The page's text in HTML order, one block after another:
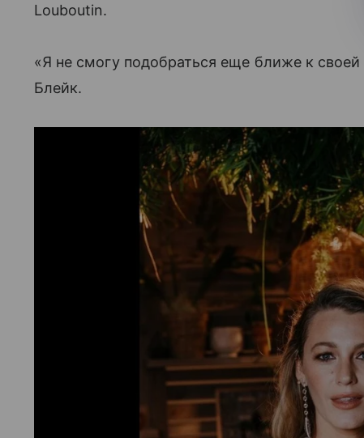
Louboutin.
«Я не смогу подобраться еще ближе к
Блейк.